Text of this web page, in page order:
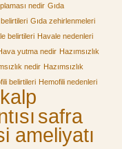
nedir Gıda
Gıda zehirlenmeleri
belirtileri Havale nedenleri
yutma nedir Hazımsızlık
nedir Hazımsızlık
belirtileri Hemofili nedenleri
kalp
safra
ameliyatı